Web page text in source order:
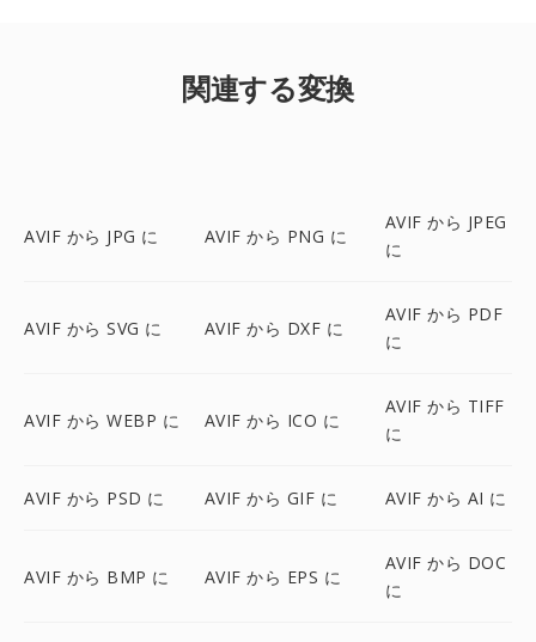
関連する変換
AVIF から JPG に AVIF から PNG に
AVIF から JPEG
に
AVIF から SVG に AVIF から DXF に
AVIF から PDF
に
AVIF から WEBP に AVIF から ICO に
AVIF から TIFF
に
AVIF から PSD に AVIF から GIF に AVIF から AI に
AVIF から BMP に AVIF から EPS に
AVIF から DOC
に